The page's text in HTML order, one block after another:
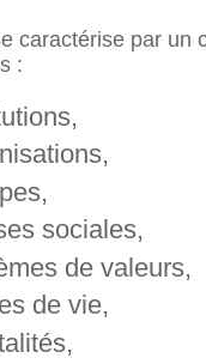
caractérise par un
:
sociales,
de valeurs,
de vie,